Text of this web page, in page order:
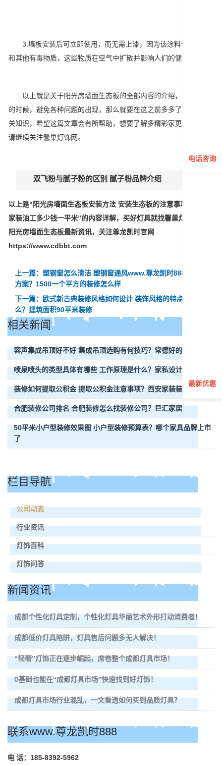
3.墙板安装后可立即使用，而无需上漆，因为该涂料含有甲醛
和其他有毒物质，这些物质在空气中扩散并影响人们的健康。
以上就是关于阳光房墙面生态板的全部内容的介绍，想要装修
的时候，避免各种问题的出现，那么就要在这之前多多了解这些相
关知识，希望这篇文章会有所帮助，想要了解多精彩家更装资讯，
请继续关注馨巢灯饰网。
双飞粉与腻子粉的区别 腻子粉品牌介绍
以上是“阳光房墙面生态板安装方法 安装生态板的注意事项？北京
家装油工多少钱一平米”的内容详解，买好灯具就找馨巢灯饰。查看
阳光房墙面生态板最新资讯，关注尊龙凯时官网
https://www.cdbbt.com
上一篇：塑钢窗怎么清洁 塑钢窗通风www.尊龙凯时888的解决
方案？1500一个平方的装修怎么样
下一篇：欧式新古典装修风格如何设计 装饰风格的特点是什
么？建筑面积90平米装修
相关新闻
容声集成吊顶好不好 集成吊顶选购有何技巧？常德好的装饰公司
喷泉喷头的类型具体有哪些 工作原理是什么？家私设计
装修如何提取公积金 提取公积金注意事项？西安家装装修网
合肥装修公司排名 合肥装修怎么找装修公司？巨汇家居
50平米小户型装修效果图 小户型装修预算表？哪个家具品牌上市
了
栏目导航
公司动态
行业资讯
灯饰百科
灯饰问答
新闻资讯
成都个性化灯具定制，个性化灯具华丽艺术外形打动消费者！
成都低价灯具陷阱，灯具售后问题多无人解决！
“轻奢”灯饰正在逐步崛起，席卷整个成都灯具市场！
0基础也能在“成都灯具市场”快速找到好灯饰！
成都灯具市场行业混乱，一文看透如何买到品质灯具？
联系www.尊龙凯时888
电 话：185-8392-5962
电话咨询
最新优惠